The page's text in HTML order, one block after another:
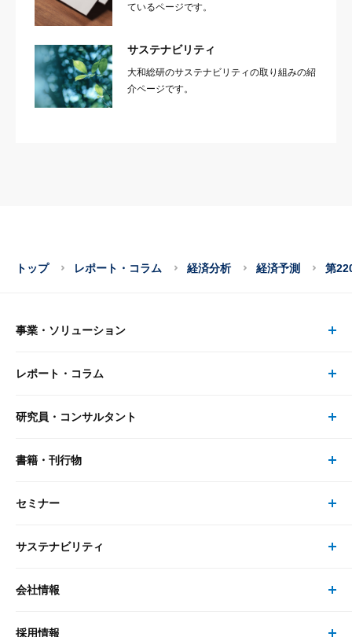
ているページです。
サステナビリティ
大和総研のサステナビリティの取り組みの紹
介ページです。
トップ レポート・コラム 経済分析 経済予測 第
事業・ソリューション
事業・ソリューション トップ
リサーチ
大和総研の強み
レポート・コラム
レポート・コラム トップ
最新のレポート・コラム
研究員・コンサルタント
研究員・コンサルタント トップ
研究員
書籍・刊行物
書籍・刊行物 トップ
書籍
セミナー
セミナー トップ
現在受付中のセミナー・イベント
サステナビリティ
サステナビリティの取り組み
会社情報
採用情報